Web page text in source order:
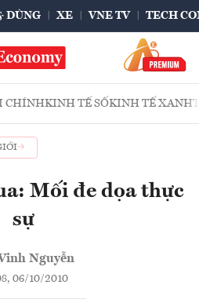
DÙNG XE VNE TV TECH
CHÍNHKINH TẾ SỐKINH TẾ XANH
Mối đe dọa thực
sự
Nguyễn
06/10/2010